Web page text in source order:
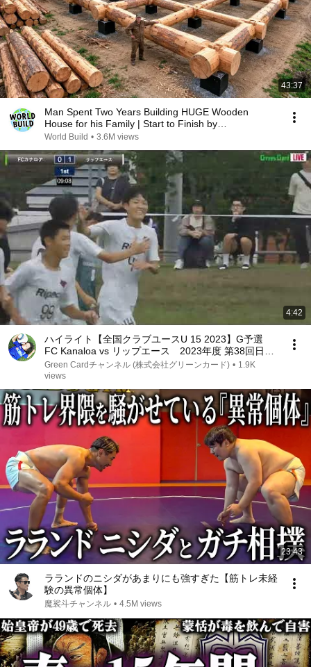
43:37
Man Spent Two Years Building HUGE Wooden
House for his Family | Start to Finish by
@bjornbrenton
World Build • 3.6M views
4:42
ハイライト【全国クラブユースU 15 2023】G予選
FC Kanaloa vs リップエース 2023年度 第38回日本
クラブユースU 15サッカー選手権大会（スタメンは
特設HP）
Green Cardチャンネル (株式会社グリーンカード) • 1.9K
views
23:43
ラランドのニシダがあまりにも強すぎた【筋トレ未経
験の異常個体】
魔裟斗チャンネル • 4.5M views